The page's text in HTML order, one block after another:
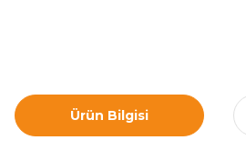
Ürün Bilgisi